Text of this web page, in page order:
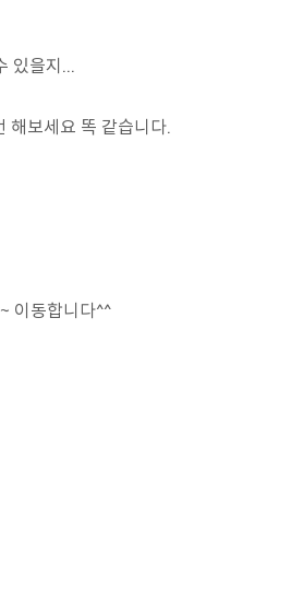
있을지...
해보세요 똑 같습니다.
이동합니다^^